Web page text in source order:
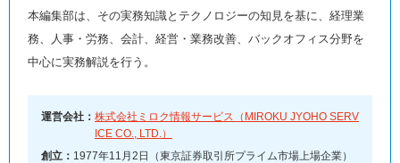
本編集部は、その実務知識とテクノロジーの知見を基に、経理業
務、人事・労務、会計、経営・業務改善、バックオフィス分野を
中心に実務解説を行う。
運営会社： 株式会社ミロク情報サービス（MIROKU JYOHO SERV
ICE CO., LTD.）
創立： 1977年11月2日（東京証券取引所プライム市場上場企業）